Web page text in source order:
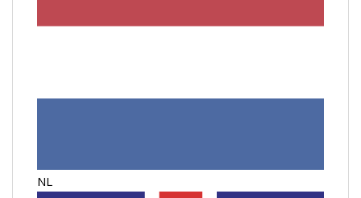
NL